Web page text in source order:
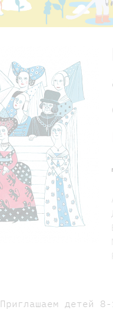
Приглашаем детей